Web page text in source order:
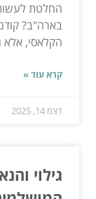
החלטת
בארה"ב?
הקלאסי, אלא
קרא עוד »
דצמ 14, 2025
גילוי